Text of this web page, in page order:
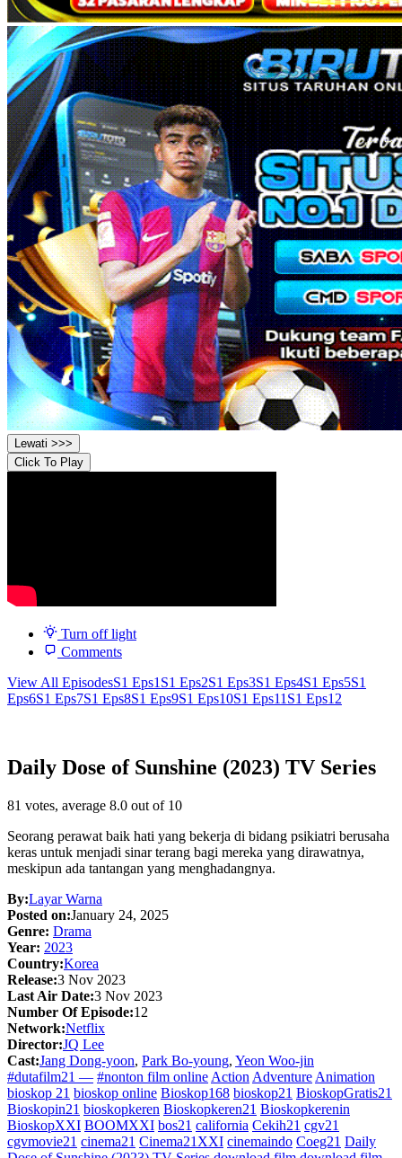
Lewati >>>
Click To Play
Turn off light
Comments
View All EpisodesS1 Eps1 S1 Eps2S1 Eps3S1 Eps4S1 Eps5S1
Eps6S1 Eps7S1 Eps8S1 Eps9S1 Eps10S1 Eps11 S1 Eps12
Daily Dose of Sunshine (2023) TV Series
81 votes, average 8.0 out of 10
Seorang perawat baik hati yang bekerja di bidang psikiatri berusaha
keras untuk menjadi sinar terang bagi mereka yang dirawatnya,
meskipun ada tantangan yang menghadangnya.
By:Layar Warna
Posted on:January 24, 2025
Genre: Drama
Year: 2023
Country:Korea
Release:3 Nov 2023
Last Air Date:3 Nov 2023
Number Of Episode:12
Network:Netflix
Director:JQ Lee
Cast:Jang Dong-yoon, Park Bo-young, Yeon Woo-jin
#dutafilm21 — #nonton film online Action Adventure Animation
bioskop 21 bioskop online Bioskop168 bioskop21 BioskopGratis21
Bioskopin21 bioskopkeren Bioskopkeren21 Bioskopkerenin
BioskopXXI BOOMXXI bos21 california Cekih21 cgv21
cgvmovie21 cinema21 Cinema21XXI cinemaindo Coeg21 Daily